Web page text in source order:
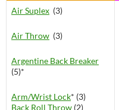
Air Suplex (3)
Air Throw (3)
Argentine Back Breaker
(5)*
Arm/Wrist Lock* (3)
Back Roll Throw (2)